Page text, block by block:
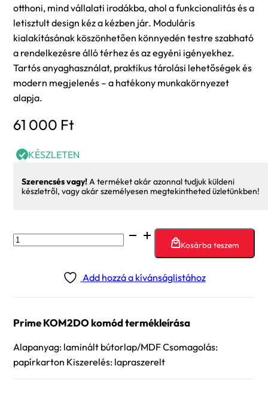
otthoni, mind vállalati irodákba, ahol a funkcionalitás és a
letisztult design kéz a kézben jár. Moduláris
kialakításának köszönhetően könnyedén testre szabható
a rendelkezésre álló térhez és az egyéni igényekhez.
Tartós anyaghasználat, praktikus tárolási lehetőségek és
modern megjelenés – a hatékony munkakörnyezet
alapja.
61 000 Ft
KÉSZLETEN
Szerencsés vagy!A terméket akár azonnal tudjuk küldeni
készletről, vagy akár személyesen megtekintheted üzletünkben!
Prime
KOM2DO
Kosárba teszem
Add hozzá a kívánságlistához
Prime KOM2DO komód termékleírása
Alapanyag: laminált bútorlap/MDF Csomagolás:
papírkarton Kiszerelés: lapraszerelt